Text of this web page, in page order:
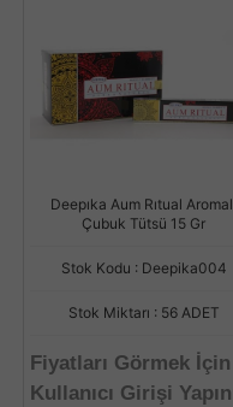
Deepıka Aum Rıtual
Çubuk Tütsü 15 Gr
Stok Kodu : Deepika004
Stok Miktarı : 56 ADET
Fiyatları Görmek İçin
Kullanıcı Girişi